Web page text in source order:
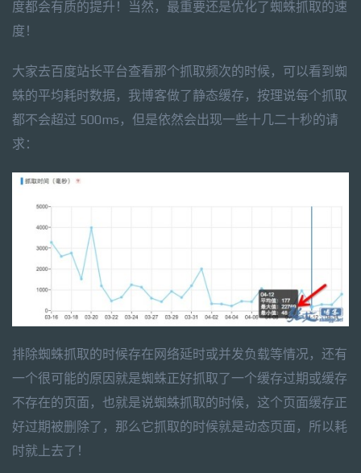
度都会有质的提升！当然，最重要还是优化了蜘蛛抓取的速
度！
大家去百度站长平台查看那个抓取频次的时候，可以看到蜘
蛛的平均耗时数据，我博客做了静态缓存，按理说每个抓取
都不会超过 500ms，但是依然会出现一些十几二十秒的请
求：
排除蜘蛛抓取的时候存在网络延时或并发负载等情况，还有
一个很可能的原因就是蜘蛛正好抓取了一个缓存过期或缓存
不存在的页面，也就是说蜘蛛抓取的时候，这个页面缓存正
好过期被删除了，那么它抓取的时候就是动态页面，所以耗
时就上去了！